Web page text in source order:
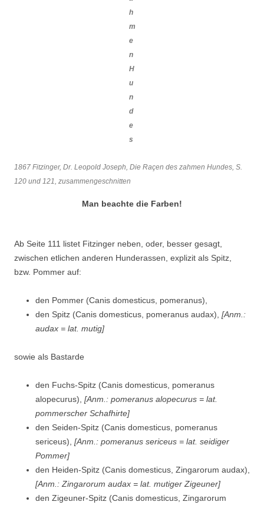
h
m
e
n
H
u
n
d
e
s
1867 Fitzinger, Dr. Leopold Joseph, Die Raçen des zahmen Hundes, S.
120 und 121, zusammengeschnitten
Man beachte die Farben!
Ab Seite 111 listet Fitzinger neben, oder, besser gesagt,
zwischen etlichen anderen Hunderassen, explizit als Spitz,
bzw. Pommer auf:
den Pommer (Canis domesticus, pomeranus),
den Spitz (Canis domesticus, pomeranus audax), [Anm.:
audax = lat. mutig]
sowie als Bastarde
den Fuchs-Spitz (Canis domesticus, pomeranus
alopecurus), [Anm.: pomeranus alopecurus = lat.
pommerscher Schafhirte]
den Seiden-Spitz (Canis domesticus, pomeranus
sericeus), [Anm.: pomeranus sericeus = lat. seidiger
Pommer]
den Heiden-Spitz (Canis domesticus, Zingarorum audax),
[Anm.: Zingarorum audax = lat. mutiger Zigeuner]
den Zigeuner-Spitz (Canis domesticus, Zingarorum